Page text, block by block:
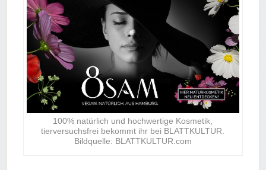
100% natürlich und hochwertige Kosmetik,
tierversuchsfrei bekommt ihr bei BLATTKULTUR.
Bildquelle: BLATTKULTUR.com